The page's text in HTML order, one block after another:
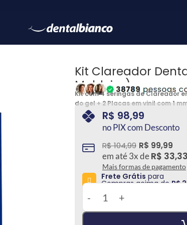
Kit Clareador
Moldeira)
Kit com 4 seringas de Clareador
do gel + 2 Placas em vinil com 1
maquinário + Acessórios +
guardar as moldeiras. *Esse Kit
R$ 98,99
no PIX com Desconto
R$104,99 R$ 99,99
em até3x deR$ 33,33
Mais formas de pagamento
Frete Grátis para
Compras acima deR$